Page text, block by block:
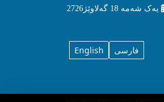
یه‌ک شه‌مه‌ 18 گه‌لاوێژ2726
English فارسی